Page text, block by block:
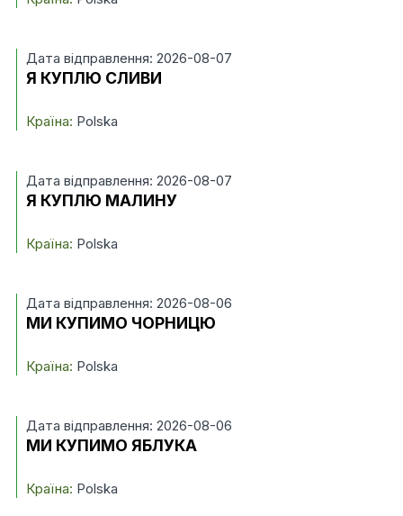
Дата відправлення: 2026-08-07
Я КУПЛЮ СЛИВИ
Країна: Polska
Дата відправлення: 2026-08-07
Я КУПЛЮ МАЛИНУ
Країна: Polska
Дата відправлення: 2026-08-06
МИ КУПИМО ЧОРНИЦЮ
Країна: Polska
Дата відправлення: 2026-08-06
МИ КУПИМО ЯБЛУКА
Країна: Polska